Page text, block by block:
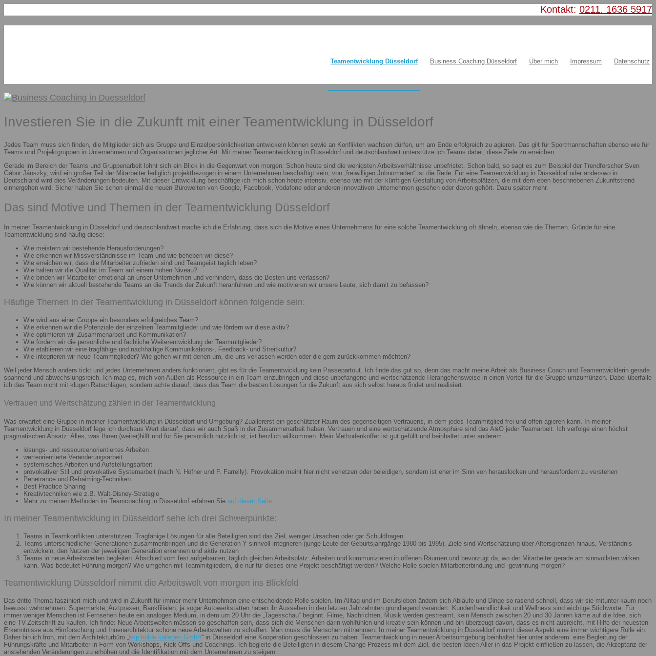
Kontakt: 0211. 1636 5917
Teamentwicklung Düsseldorf Business Coaching Düsseldorf Über mich Impressum Datenschutz
Investieren Sie in die Zukunft mit einer Teamentwicklung in Düsseldorf
Jedes Team muss sich finden, die Mitglieder sich als Gruppe und Einzelpersönlichkeiten entwickeln können sowie an Konflikten wachsen dürfen, um am Ende erfolgreich zu agieren. Das gilt für Sportmannschaften ebenso wie für
Teams und Projektgruppen in Unternehmen und Organisationen jeglicher Art. Mit meiner Teamentwicklung in Düsseldorf und deutschlandweit unterstütze ich Teams dabei, diese Ziele zu erreichen.
Gerade im Bereich der Teams und Gruppenarbeit lohnt sich ein Blick in die Gegenwart von morgen: Schon heute sind die wenigsten Arbeitsverhältnisse unbefristet. Schon bald, so sagt es zum Beispiel der Trendforscher Sven
Gábor Jánszky, wird ein großer Teil der Mitarbeiter lediglich projektbezogen in einem Unternehmen beschäftigt sein, von „freiwilligen Jobnomaden“ ist die Rede. Für eine Teamentwicklung in Düsseldorf oder anderswo in
Deutschland wird dies Veränderungen bedeuten. Mit dieser Entwicklung beschäftige ich mich schon heute intensiv, ebenso wie mit der künftigen Gestaltung von Arbeitsplätzen, die mit dem eben beschriebenen Zukunftstrend
einhergehen wird. Sicher haben Sie schon einmal die neuen Bürowelten von Google, Facebook, Vodafone oder anderen innovativen Unternehmen gesehen oder davon gehört. Dazu später mehr.
Das sind Motive und Themen in der Teamentwicklung Düsseldorf
In meiner Teamentwicklung in Düsseldorf und deutschlandweit mache ich die Erfahrung, dass sich die Motive eines Unternehmens für eine solche Teamentwicklung oft ähneln, ebenso wie die Themen. Gründe für eine
Teamentwicklung sind häufig diese:
Wie meistern wir bestehende Herausforderungen?
Wie erkennen wir Missverständnisse im Team und wie beheben wir diese?
Wie erreichen wir, dass die Mitarbeiter zufrieden sind und Teamgeist täglich leben?
Wie halten wir die Qualität im Team auf einem hohen Niveau?
Wie binden wir Mitarbeiter emotional an unser Unternehmen und verhindern, dass die Besten uns verlassen?
Wie können wir aktuell bestehende Teams an die Trends der Zukunft heranführen und wie motivieren wir unsere Leute, sich damit zu befassen?
Häufige Themen in der Teamentwicklung in Düsseldorf können folgende sein:
Wie wird aus einer Gruppe ein besonders erfolgreiches Team?
Wie erkennen wir die Potenziale der einzelnen Teammitglieder und wie fördern wir diese aktiv?
Wie optimieren wir Zusammenarbeit und Kommunikation?
Wie fördern wir die persönliche und fachliche Weiterentwicklung der Teammitglieder?
Wie etablieren wir eine tragfähige und nachhaltige Kommunikations-, Feedback- und Streitkultur?
Wie integrieren wir neue Teammitglieder? Wie gehen wir mit denen um, die uns verlassen werden oder die gern zurückkommen möchten?
Weil jeder Mensch anders tickt und jedes Unternehmen anders funktioniert, gibt es für die Teamentwicklung kein Passepartout. Ich finde das gut so, denn das macht meine Arbeit als Business Coach und Teamentwicklerin gerade
spannend und abwechslungsreich. Ich mag es, mich von Außen als Ressource in ein Team einzubringen und diese unbefangene und wertschätzende Herangehensweise in einen Vorteil für die Gruppe umzumünzen. Dabei überfalle
ich das Team nicht mit klugen Ratschlägen, sondern achte darauf, dass das Team die besten Lösungen für die Zukunft aus sich selbst heraus findet und realisiert.
Vertrauen und Wertschätzung zählen in der Teamentwicklung
Was erwartet eine Gruppe in meiner Teamentwicklung in Düsseldorf und Umgebung? Zuallererst ein geschützter Raum des gegenseitigen Vertrauens, in dem jedes Teammitglied frei und offen agieren kann. In meiner
Teamentwicklung in Düsseldorf lege ich durchaus Wert darauf, dass wir auch Spaß in der Zusammenarbeit haben. Vertrauen und eine wertschätzende Atmosphäre sind das A&O jeder Teamarbeit. Ich verfolge einen höchst
pragmatischen Ansatz: Alles, was Ihnen (weiter)hilft und für Sie persönlich nützlich ist, ist herzlich willkommen. Mein Methodenkoffer ist gut gefüllt und beinhaltet unter anderem
lösungs- und ressourcenorientiertes Arbeiten
werteorientierte Veränderungsarbeit
systemisches Arbeiten und Aufstellungsarbeit
provokativer Stil und provokative Systemarbeit (nach N. Höfner und F. Farrelly). Provokation meint hier nicht verletzen oder beleidigen, sondern ist eher im Sinn von herauslocken und herausfordern zu verstehen
Penetrance und Refraiming-Techniken
Best Practice Sharing
Kreativtechniken wie z.B. Walt-Disney-Strategie
Mehr zu meinen Methoden im Teamcoaching in Düsseldorf erfahren Sie auf dieser Seite.
In meiner Teamentwicklung in Düsseldorf sehe ich drei Schwerpunkte:
Teams in Teamkonflikten unterstützen. Tragfähige Lösungen für alle Beteiligten sind das Ziel, weniger Ursachen oder gar Schuldfragen.
Teams unterschiedlicher Generationen zusammenbringen und die Generation Y sinnvoll integrieren (junge Leute der Geburtsjahrgänge 1980 bis 1995). Ziele sind Wertschätzung über Altersgrenzen hinaus, Verständnis
entwickeln, den Nutzen der jeweiligen Generation erkennen und aktiv nutzen
Teams in neue Arbeitswelten begleiten. Abschied vom fest aufgebauten, täglich gleichen Arbeitsplatz. Arbeiten und kommunizieren in offenen Räumen und bevorzugt da, wo der Mitarbeiter gerade am sinnvollsten wirken
kann. Was bedeutet Führung morgen? Wie umgehen mit Teammitgliedern, die nur für dieses eine Projekt beschäftigt werden? Welche Rolle spielen Mitarbeiterbindung und -gewinnung morgen?
Teamentwicklung Düsseldorf nimmt die Arbeitswelt von morgen ins Blickfeld
Das dritte Thema fasziniert mich und wird in Zukunft für immer mehr Unternehmen eine entscheidende Rolle spielen. Im Alltag und im Berufsleben ändern sich Abläufe und Dinge so rasend schnell, dass wir sie mitunter kaum noch
bewusst wahrnehmen. Supermärkte, Arztpraxen, Bankfilialen, ja sogar Autowerkstätten haben ihr Aussehen in den letzten Jahrzehnten grundlegend verändert. Kundenfreundlichkeit und Wellness sind wichtige Stichworte. Für
immer weniger Menschen ist Fernsehen heute ein analoges Medium, in dem um 20 Uhr die „Tagesschau“ beginnt. Filme, Nachrichten, Musik werden gestreamt, kein Mensch zwischen 20 und 30 Jahren käme auf die Idee, sich
eine TV-Zeitschrift zu kaufen. Ich finde: Neue Arbeitswelten müssen so geschaffen sein, dass sich die Menschen darin wohlfühlen und kreativ sein können und bin überzeugt davon, dass es nicht ausreicht, mit Hilfe der neuesten
Erkenntnisse aus Hirnforschung und Innenarchitektur schöne neue Arbeitswelten zu schaffen. Man muss die Menschen mitnehmen. In meiner Teamentwicklung in Düsseldorf nimmt dieser Aspekt eine immer wichtigere Rolle ein.
Daher bin ich froh, mit dem Architekturbüro „bkp kolde kollegen GmbH“ in Düsseldorf eine Kooperation geschlossen zu haben. Teamentwicklung in neuer Arbeitsumgebung beinhaltet hier unter anderem eine Begleitung der
Führungskräfte und Mitarbeiter in Form von Workshops, Kick-Offs und Coachings. Ich begleite die Beteiligten in diesem Change-Prozess mit dem Ziel, die besten Ideen Aller in das Projekt einfließen zu lassen, die Akzeptanz der
anstehenden Veränderungen zu erhöhen und die Identifikation mit dem Unternehmen zu steigern.